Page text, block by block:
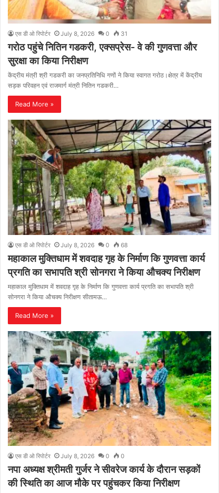
एस डी ओ रिपोर्टर July 8, 2026 0 31
गरोठ पहुंचे नितिन गडकरी, एक्सप्रेस- वे की गुणवत्ता और
सुरक्षा का किया निरीक्षण
केंद्रीय मंत्री श्री गडकरी का जनप्रतिनिधि गणों ने किया स्वागत गरोठ।क्षेत्र में केंद्रीय
सड़क परिवहन एवं राजमार्ग मंत्री नितिन गडकरी…
Read More »
एस डी ओ रिपोर्टर July 8, 2026 0 68
महाकाल मुक्तिधाम में शवदाह गृह के निर्माण कि गुणवत्ता कार्य
प्रगति का सभापति श्री सोनगरा ने किया औचक्य निरीक्षण
महाकाल मुक्तिधाम में शवदाह गृह के निर्माण कि गुणवत्ता कार्य प्रगति का सभापति श्री
सोनगरा ने किया औचक्य निरीक्षण सीतामऊ…
Read More »
एस डी ओ रिपोर्टर July 8, 2026 0 0
नपा अध्यक्ष श्रीमती गुर्जर ने सीवरेज कार्य के दौरान सड़कों
की स्थिति का आज मौके पर पहुंचकर किया निरीक्षण